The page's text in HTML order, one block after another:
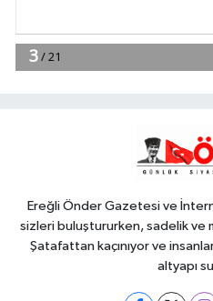
Genel
Ereğli Önder Gazetesi ve
sizleri buluştururken, sadelik ve
Şatafattan kaçınıyor ve
altyapı